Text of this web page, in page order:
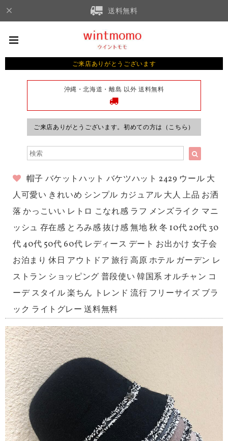
送料無料
ご来店ありがとうございます
沖縄・北海道・離島 以外 送料無料
ご来店ありがとうございます。初めての方は（こちら）
帽子 バケットハット バケツハット 2429 ウール 大
人可愛い きれいめ シンプル カジュアル 大人 上品 お洒
落 かっこいい レトロ こなれ感 ラフ メンズライク マニ
ッシュ 存在感 とろみ感 抜け感 無地 秋 冬 10代 20代 30
代 40代 50代 60代 レディース デート お出かけ 女子会
お泊まり 休日 アウトドア 旅行 高原 ホテル ガーデン レ
ストラン ショッピング 普段使い 韓国系 オルチャン コ
ーデ スタイル 楽ちん トレンド 流行 フリーサイズ ブラ
ック ライトグレー 送料無料